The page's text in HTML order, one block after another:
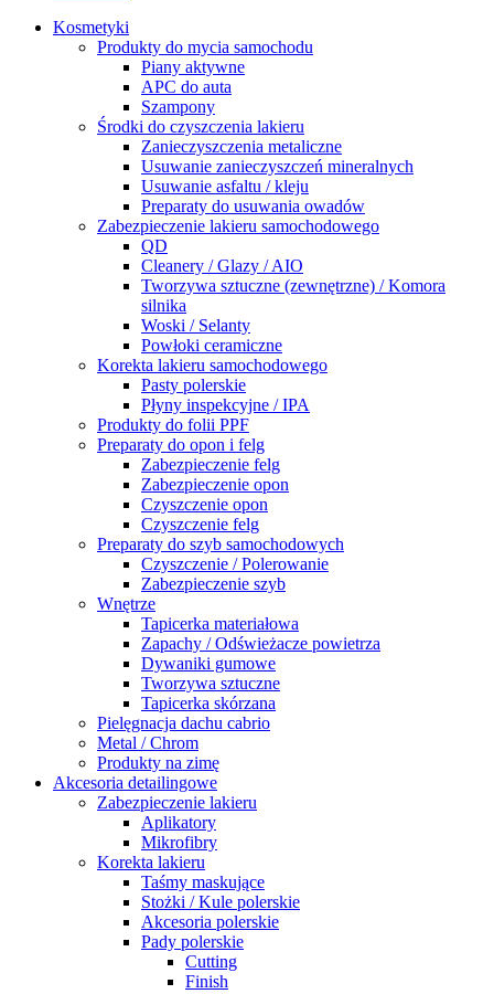
Kosmetyki
Produkty do mycia samochodu
Piany aktywne
APC do auta
Szampony
Środki do czyszczenia lakieru
Zanieczyszczenia metaliczne
Usuwanie zanieczyszczeń mineralnych
Usuwanie asfaltu / kleju
Preparaty do usuwania owadów
Zabezpieczenie lakieru samochodowego
QD
Cleanery / Glazy / AIO
Tworzywa sztuczne (zewnętrzne) / Komora
silnika
Woski / Selanty
Powłoki ceramiczne
Korekta lakieru samochodowego
Pasty polerskie
Płyny inspekcyjne / IPA
Produkty do folii PPF
Preparaty do opon i felg
Zabezpieczenie felg
Zabezpieczenie opon
Czyszczenie opon
Czyszczenie felg
Preparaty do szyb samochodowych
Czyszczenie / Polerowanie
Zabezpieczenie szyb
Wnętrze
Tapicerka materiałowa
Zapachy / Odświeżacze powietrza
Dywaniki gumowe
Tworzywa sztuczne
Tapicerka skórzana
Pielęgnacja dachu cabrio
Metal / Chrom
Produkty na zimę
Akcesoria detailingowe
Zabezpieczenie lakieru
Aplikatory
Mikrofibry
Korekta lakieru
Taśmy maskujące
Stożki / Kule polerskie
Akcesoria polerskie
Pady polerskie
Cutting
Finish